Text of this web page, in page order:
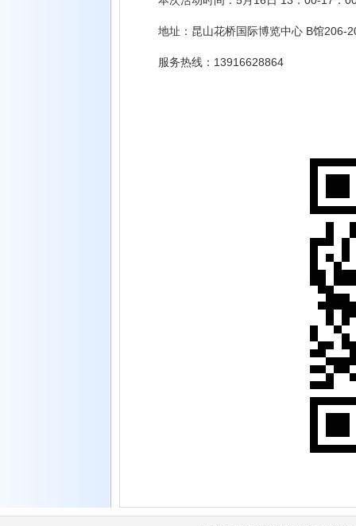
地址：昆山花桥国际博览中心 B馆206-
服务热线：13916628864